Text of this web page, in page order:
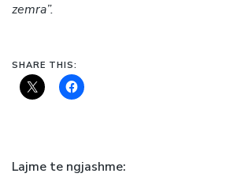
zemra”.
SHARE THIS:
Lajme te ngjashme